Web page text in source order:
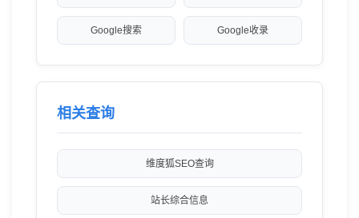
Google搜索 Google收录
相关查询
维度狐SEO查询
站长综合信息